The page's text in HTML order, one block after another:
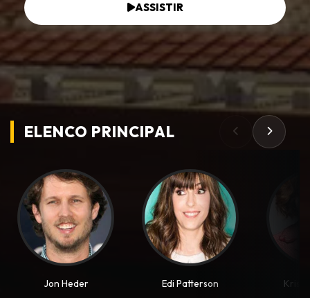
ASSISTIR
ELENCO PRINCIPAL
Jon Heder Edi Patterson